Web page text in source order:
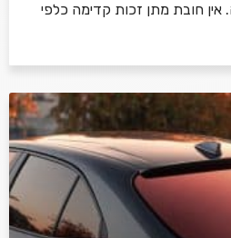
אין חובת מתן זכות קדימה כלפי